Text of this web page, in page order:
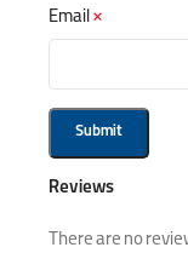
Reviews
There are no
Email*